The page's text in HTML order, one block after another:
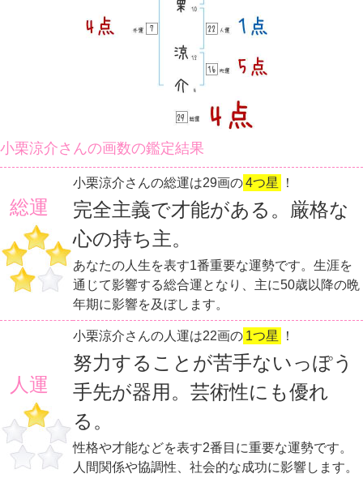
小栗涼介さんの画数の鑑定結果
総運
小栗涼介さんの総運は29画の4つ星 ！
完全主義で才能がある。厳格な
心の持ち主。
あなたの人生を表す1番重要な運勢です。生涯を
通じて影響する総合運となり、主に50歳以降の晩
年期に影響を及ぼします。
人運
小栗涼介さんの人運は22画の 1つ星 ！
努力することが苦手ないっぽう
手先が器用。芸術性にも優れ
る。
性格や才能などを表す2番目に重要な運勢です。
人間関係や協調性、社会的な成功に影響します。